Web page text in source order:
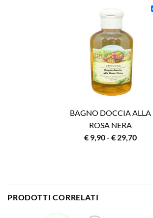
BAGNO DOCCIA ALLA
ROSA NERA
€9,90- €29,70Fascia
PRODOTTI CORRELATI